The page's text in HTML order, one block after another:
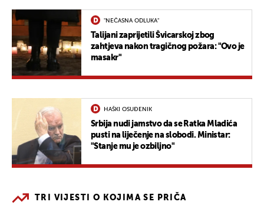
"NEČASNA ODLUKA"
Talijani zaprijetili Švicarskoj zbog
zahtjeva nakon tragičnog požara: "Ovo je
masakr"
HAŠKI OSUĐENIK
Srbija nudi jamstvo da se Ratka Mladića
pusti na liječenje na slobodi. Ministar:
"Stanje mu je ozbiljno"
TRI VIJESTI O KOJIMA SE PRIČA